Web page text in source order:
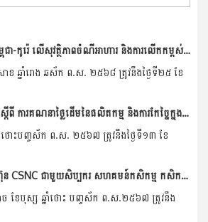
សន្និសីទស្ដីពី “កិច្ចសហការកម្ពុជា-កូរ៉េ លើសុវត្ថិភាពចំណីអាហារ និងការលើកកម្ពស់ម្ហូបអាហារ”
ាខ ឆ្នាំរោង ឆស័ក ព​.ស. ២៥៦៨ ត្រូវនឹងថ្ងៃទី២៥ ខែ
សិក្ខាសាលាពិគ្រោះយោបល់ ស្តីពី ការគណនាថ្លៃដើមនៃផលិតកម្ម និងការកែច្នៃក្នុងខ្សែច្រវាក់តម្លៃគ្រាប់ស្វាយចន្ទី
ាំថោះបញ្ចស័ក ព.ស. ២៥៦៧ ត្រូវនឹងថ្ងៃទី១៣ ខែ
វេទិកាជំនួបធុរកិច្ច រវាងក្រុមហ៊ុន CSNC ជាមួយសិប្បករ សហគមន៍កសិកម្ម កសិករស្វាយចន្ទី និងពិធីចុះអនុស្សរណៈ
ោច ខែបុស្ស ឆ្នាំថោះ បញ្ចស័ក ព.ស.២៥៦៧ ត្រូវនឹង